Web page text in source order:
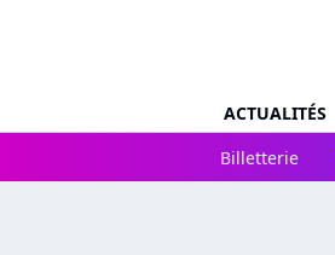
ACTUALITÉS
Billetterie